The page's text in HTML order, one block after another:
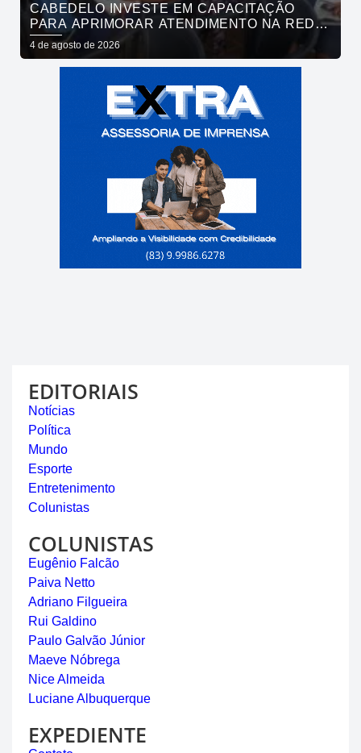
CABEDELO INVESTE EM CAPACITAÇÃO
PARA APRIMORAR ATENDIMENTO NA REDE
DE BARES E RESTAURANTES
4 de agosto de 2026
EDITORIAIS
Notícias
Política
Mundo
Esporte
Entretenimento
Colunistas
COLUNISTAS
Eugênio Falcão
Paiva Netto
Adriano Filgueira
Rui Galdino
Paulo Galvão Júnior
Maeve Nóbrega
Nice Almeida
Luciane Albuquerque
EXPEDIENTE